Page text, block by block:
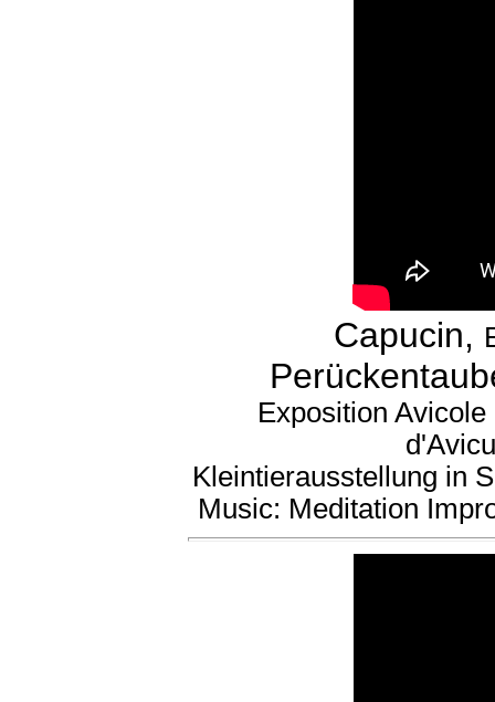
Capucin,
Exposition
Kleintierausstellung in
Music: Meditation